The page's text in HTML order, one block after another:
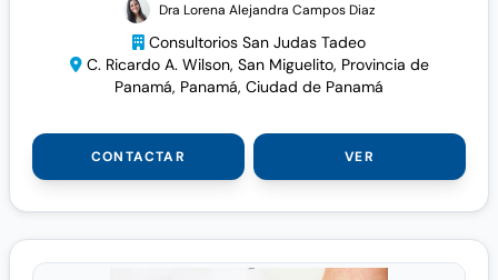
Dra Lorena Alejandra Campos Diaz
Consultorios San Judas Tadeo
C. Ricardo A. Wilson, San Miguelito, Provincia de
Panamá, Panamá, Ciudad de Panamá
CONTACTAR VER